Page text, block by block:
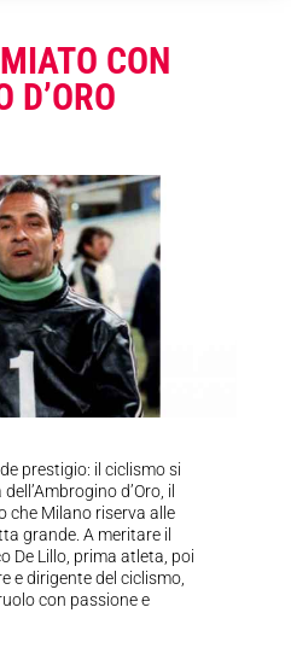
CON
D’ORO
prestigio: il ciclismo si
d’Oro, il
che Milano riserva alle
grande. A meritare il
De Lillo, prima atleta, poi
e dirigente del ciclismo,
con passione e